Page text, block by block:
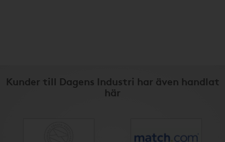
Kunder till Dagens Industri har även handlat
här